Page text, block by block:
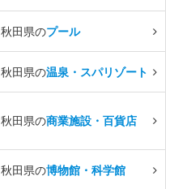
秋田県のプール
秋田県の温泉・スパリゾート
秋田県の商業施設・百貨店
秋田県の博物館・科学館